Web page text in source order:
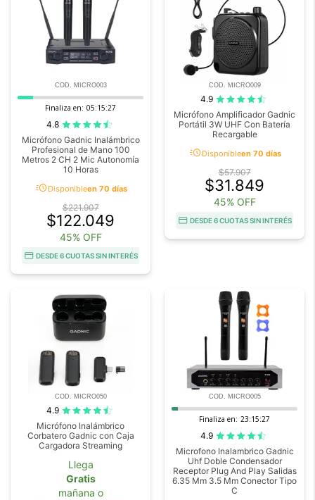
COD. MICRO003
Finaliza en: 05:15:27
4.8
Micrófono Gadnic Inalámbrico
Profesional de Mano 100
Metros 2 CH 2 Mic Autonomía
10 Horas
acuteDisponibleen 70 días
$221.907
$122.049
45% OFF
DESDE 6 CUOTAS SIN INTERÉS
COD. MICRO009
4.9
Micrófono Amplificador Gadnic
Portátil 3W UHF Con Batería
Recargable
acuteDisponibleen 70 días
$57.907
$31.849
45% OFF
DESDE 6 CUOTAS SIN INTERÉS
COD. MICRO050
4.9
Micrófono Inalámbrico
Corbatero Gadnic con Caja
Cargadora Streaming
Llega
Gratis
mañana o
COD. MICRO005
Finaliza en: 23:15:27
4.9
Microfono Inalambrico Gadnic
Uhf Doble Condensador
Receptor Plug And Play Salidas
6.35 Mm 3.5 Mm Conector Tipo
C